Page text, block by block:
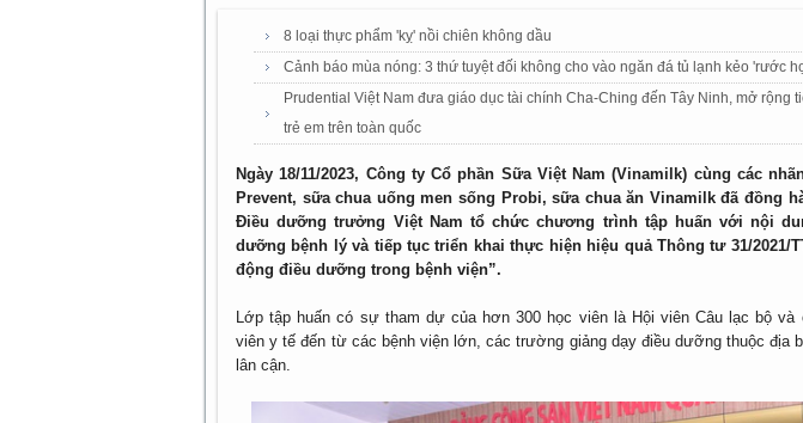
8 loại thực phẩm 'kỵ' nồi chiên không dầu
Cảnh báo mùa nóng: 3 thứ tuyệt đối không cho vào ngăn đá tủ lạnh kẻo 'rước
Prudential Việt Nam đưa giáo dục tài chính Cha-Ching đến Tây Ninh, mở rộng
trẻ em trên toàn quốc
Ngày 18/11/2023, Công ty Cổ phần Sữa Việt Nam (Vinamilk) cùng các
Prevent, sữa chua uống men sống Probi, sữa chua ăn Vinamilk đã đồng
Điều dưỡng trưởng Việt Nam tổ chức chương trình tập huấn với nội
dưỡng bệnh lý và tiếp tục triển khai thực hiện hiệu quả Thông tư 31/2021/
động điều dưỡng trong bệnh viện”.
Lớp tập huấn có sự tham dự của hơn 300 học viên là Hội viên Câu lạc bộ và
viên y tế đến từ các bệnh viện lớn, các trường giảng dạy điều dưỡng thuộc địa
lân cận.